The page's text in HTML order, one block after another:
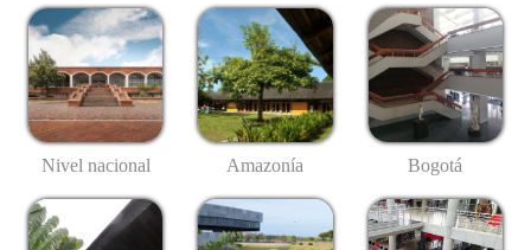
Nivel nacional Amazonía Bogotá